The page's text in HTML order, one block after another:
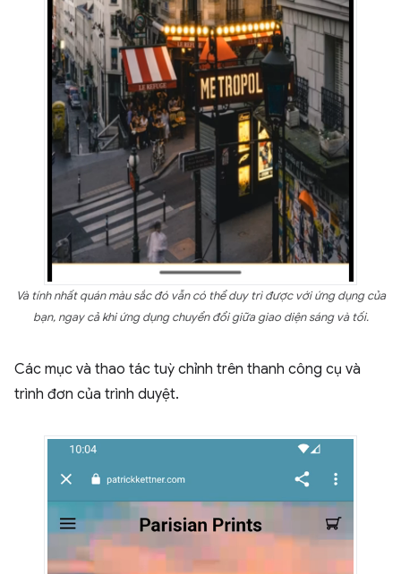
Và tính nhất quán màu sắc đó vẫn có thể duy trì được với ứng dụng của
bạn, ngay cả khi ứng dụng chuyển đổi giữa giao diện sáng và tối.
Các mục và thao tác tuỳ chỉnh trên thanh công cụ và
trình đơn của trình duyệt.